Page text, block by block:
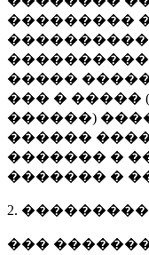
���������
�����
��� � ����� (
������)
������
������� �
������� �
2.
���